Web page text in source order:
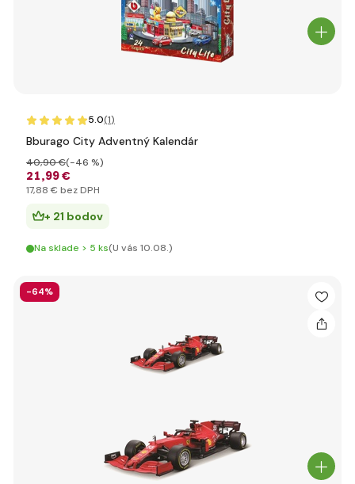
5.0(1)
Bburago City Adventný Kalendár
21,99 €
40,90 €(-46 %)
17,88 € bez DPH
+ 21 bodov
Na sklade > 5 ks(U vás 10.08.)
-64%